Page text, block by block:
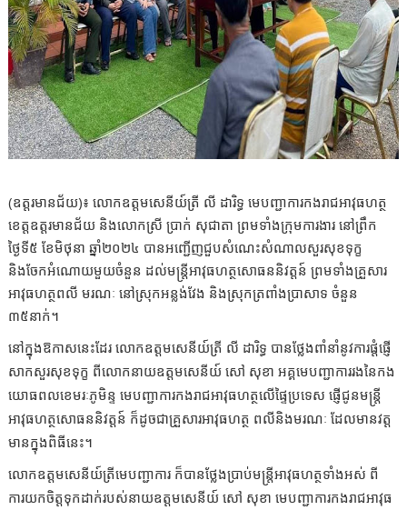
(ឧត្ដរមានជ័យ)៖ លោកឧត្តមសេនីយ៍ត្រី លី ដារិទ្ធ មេបញ្ជាការកងរាជអាវុធហត្ថ
ខេត្តឧត្តរមានជ័យ និងលោកស្រី ប្រាក់ សុជាតា ព្រមទាំងក្រុមការងារ នៅព្រឹក
ថ្ងៃទី៥ ខែមិថុនា ឆ្នាំ២០២៤ បានអញ្ជើញជួបសំណេះសំណាលសួរសុខទុក្ខ
និងចែកអំណោយមួយចំនួន ដល់មន្ត្រីអាវុធហត្ថសោធននិវត្តន៍ ព្រមទាំងគ្រួសារ
អាវុធហត្ថពលី មរណៈ នៅស្រុកអន្លង់វែង និងស្រុកត្រពាំងប្រាសាទ ចំនួន
៣៥នាក់។
នៅក្នុងឱកាសនេះដែរ លោកឧត្តមសេនីយ៍ត្រី លី ដារិទ្ធ បានថ្លែងពាំនាំនូវការផ្តំផ្ញើ
សាកសួរសុខទុក្ខ ពីលោកនាយឧត្តមសេនីយ៍ សៅ សុខា អគ្គមេបញ្ជាការរងនៃកង
យោធពលខេមរៈភូមិន្ទ មេបញ្ជាការកងរាជអាវុធហត្ថលើផ្ទៃប្រទេស ផ្ញើជូនមន្ត្រី
អាវុធហត្ថសោធននិវត្តន៍ ក៏ដូចជាគ្រួសារអាវុធហត្ថ ពលីនិងមរណៈ ដែលមានវត្ត
មានក្នុងពិធីនេះ។
លោកឧត្តមសេនីយ៍ត្រីមេបញ្ជាការ ក៏បានថ្លែងប្រាប់មន្ត្រីអាវុធហត្ថទាំងអស់ ពី
ការយកចិត្តទុកដាក់របស់នាយឧត្តមសេនីយ៍ សៅ សុខា មេបញ្ជាការកងរាជអាវុធ